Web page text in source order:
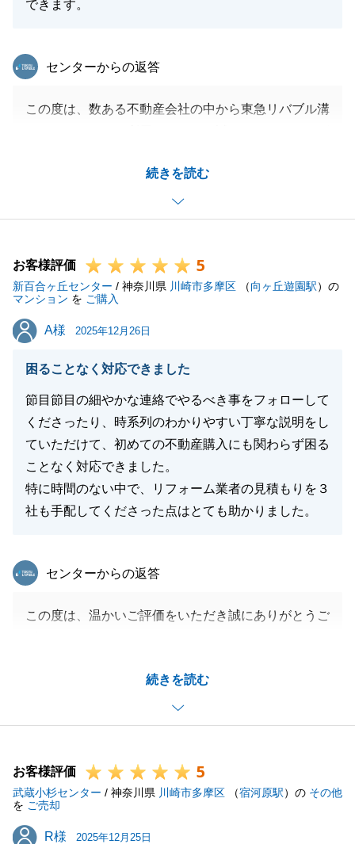
せて良かった」と心から思っていただけるよう精進し
今後とも、末永いお付き合いをよろしくお願い申し上
閉じる
できます。
続きを読む
東急リバブル
センターからの返答
この度は、数ある不動産会社の中から東急リバブル溝
だきましたこと、重ねて御礼申し上げます。
掲載画像のクオリティについて、当初ご期待に沿え
ず、残念な思いをさせてしまいましたこと、猛省して
不動産売却において、物件の第一印象を決める写真
は、成約を左右する極めて重要な要素です。その大切
さを再認識し、以降はより一層のこだわりを持って取
り組んでおります。
価いただけたことは、私にとって救いとなりました。
常にお客様の目線に立ち、迅速に改善・実行すること
が私の信条ですので、その点を感じ取っていただけた
のであれば幸いです。
これからも「お客様の声を形にする」姿勢を大切に
し、溝ノ口エリアで一番信頼される担当者を目指して
精進してまいります。今後とも、何かございましたら
閉じる
お客様評価 5
新百合ヶ丘センター / 神奈川県 川崎市多摩区 （向ヶ丘遊園駅）の
マンション を ご購入
A様
A様 2025年12月26日
困ることなく対応できました
節目節目の細やかな連絡でやるべき事をフォローして
くださったり、時系列のわかりやすい丁寧な説明をし
ていただけて、初めての不動産購入にも関わらず困る
ことなく対応できました。
特に時間のない中で、リフォーム業者の見積もりを３
社も手配してくださった点はとても助かりました。
続きを読む
東急リバブル
センターからの返答
この度は、温かいご評価をいただき誠にありがとうご
様のご協力のおかげです。
心より感謝申し上げます。
また機会がございましたら、その際も何卒よろしくお
お客様評価 5
武蔵小杉センター / 神奈川県 川崎市多摩区 （宿河原駅）の その他
を ご売却
R様
R様 2025年12月25日